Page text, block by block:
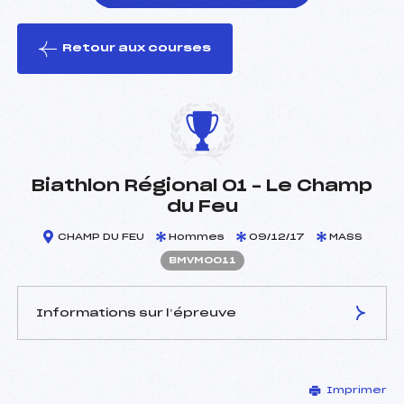
le ski
Retour aux courses
Biathlon Régional 01 – Le Champ
du Feu
CHAMP DU FEU Hommes 09/12/17 MASS
BMVM0011
Informations sur l’épreuve
HABRAN THIERRY (MV)
Imprimer